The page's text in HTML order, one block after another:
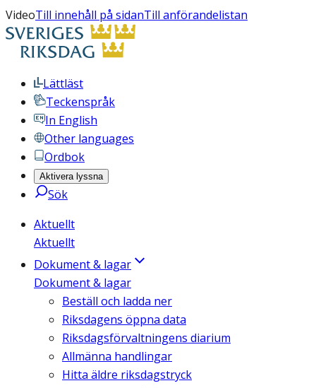
VideoTill innehåll på sidanTill anförandelistan
Lättläst
Teckenspråk
In English
Other languages
Ordbok
Aktivera lyssna
Sök
Aktuellt
Aktuellt
Dokument & lagar
Dokument & lagar
Beställ och ladda ner
Riksdagens öppna data
Riksdagsförvaltningens diarium
Allmänna handlingar
Hitta äldre riksdagstryck